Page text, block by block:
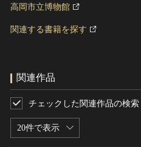
高岡市立博物館
関連する書籍を探す
関連作品
20件で表示
チェックした関連作品の検索